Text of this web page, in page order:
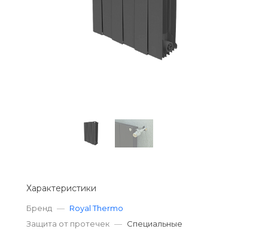
Характеристики
Бренд — Royal Thermo
Защита от протечек — Специальные